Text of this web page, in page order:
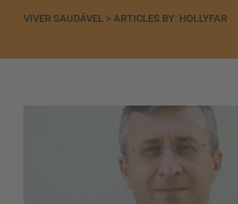
VIVER SAUDÁVEL > ARTICLES BY: HOLLYFAR